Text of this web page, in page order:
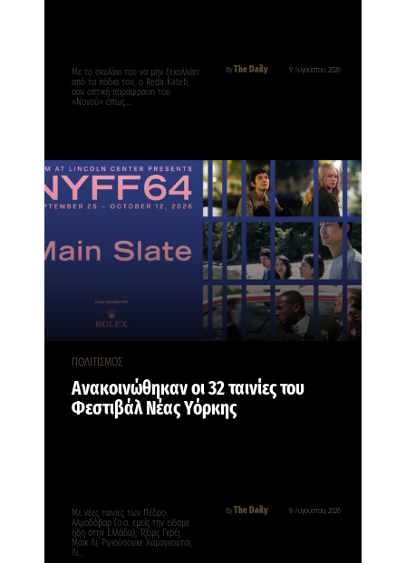
By The Daily 9 Αυγούστου, 2026
Με το σκυλάκι του να μην ξεκολλάει
από τα πόδια του, ο Reda Kateb,
σαν οπτική παράφραση του
«Νονού» όπως…
ΠΟΛΙΤΙΣΜΟΣ
Ανακοινώθηκαν οι 32 ταινίες του
Φεστιβάλ Νέας Υόρκης
By The Daily 9 Αυγούστου, 2026
Με νέες ταινίες των Πέδρο
Αλμοδόβαρ (σ.σ. εμείς την είδαμε
ήδη στην Ελλάδα), Τζέιμς Γκρέι,
Μάικ Λι, Ριγιούσουκε Χαμαγκούτσι,
Λι…